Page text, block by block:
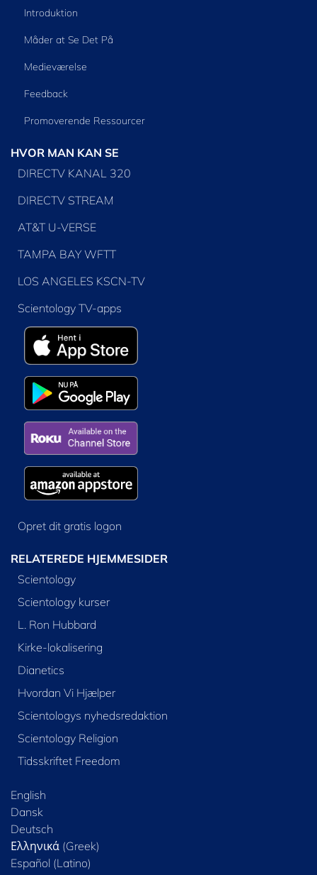
Introduktion
Måder at Se Det På
Medieværelse
Feedback
Promoverende Ressourcer
HVOR MAN KAN SE
DIRECTV KANAL 320
DIRECTV STREAM
AT&T U-VERSE
TAMPA BAY WFTT
LOS ANGELES KSCN-TV
Scientology TV-apps
Opret dit gratis logon
RELATEREDE HJEMMESIDER
Scientology
Scientology kurser
L. Ron Hubbard
Kirke-lokalisering
Dianetics
Hvordan Vi Hjælper
Scientologys nyhedsredaktion
Scientology Religion
Tidsskriftet Freedom
English
Dansk
Deutsch
Ελληνικά (Greek)
Español (Latino)